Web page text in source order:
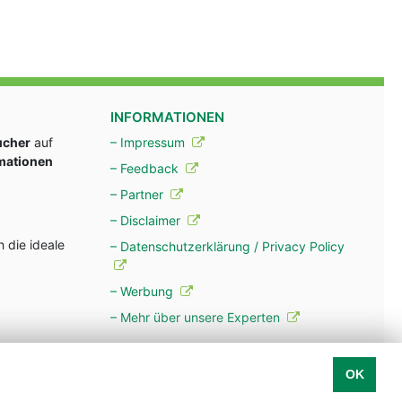
auf
die ideale
INFORMATIONEN
– Impressum
– Feedback
– Partner
– Disclaimer
– Datenschutzerklärung / Privacy Policy
– Werbung
– Mehr über unsere Experten
OK